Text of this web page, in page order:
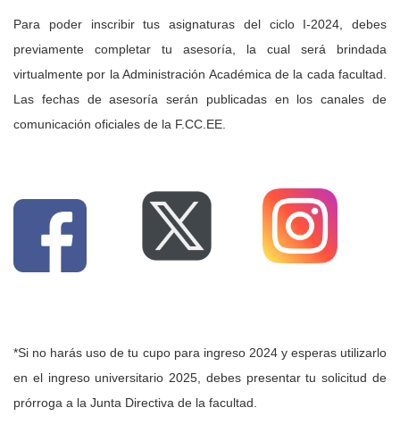
Para poder inscribir tus asignaturas del ciclo I-2024, debes
previamente completar tu asesoría, la cual será brindada
virtualmente por la Administración Académica de la cada facultad.
Las fechas de asesoría serán publicadas en los canales de
comunicación oficiales de la F.CC.EE.
*Si no harás uso de tu cupo para ingreso 2024 y esperas utilizarlo
en el ingreso universitario 2025, debes presentar tu solicitud de
prórroga a la Junta Directiva de la facultad.